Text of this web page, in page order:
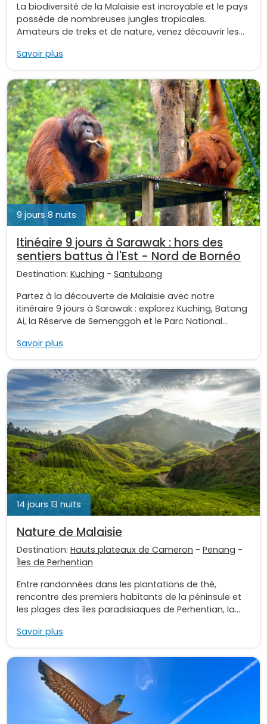
La biodiversité de la Malaisie est incroyable et le pays
possède de nombreuses jungles tropicales.
Amateurs de treks et de nature, venez découvrir les...
Savoir plus
9 jours 8 nuits
Itinéaire 9 jours à Sarawak : hors des
sentiers battus à l'Est - Nord de Bornéo
Destination: Kuching - Santubong
Partez à la découverte de Malaisie avec notre
itinéraire 9 jours à Sarawak : explorez Kuching, Batang
Ai, la Réserve de Semenggoh et le Parc National...
Savoir plus
14 jours 13 nuits
Nature de Malaisie
Destination: Hauts plateaux de Cameron - Penang -
Îles de Perhentian
Entre randonnées dans les plantations de thé,
rencontre des premiers habitants de la péninsule et
les plages des îles paradisiaques de Perhentian, la...
Savoir plus